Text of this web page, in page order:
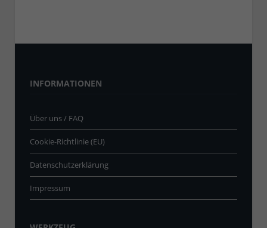
INFORMATIONEN
Über uns / FAQ
Cookie-Richtlinie (EU)
Datenschutzerklärung
Impressum